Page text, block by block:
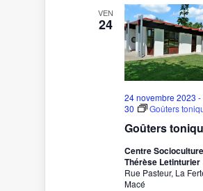
VEN
24
Goûters
24 novembre 2023 -
30
Goûters
Centre
Thérèse Letinturier
Rue Pasteur, La
Macé